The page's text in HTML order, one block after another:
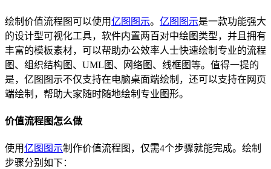
绘制价值流程图可以使用亿图图示。 亿图图示是一款功能强大
的设计型可视化工具，软件内置两百对中绘图类型，并且拥有
丰富的模板素材，可以帮助办公效率人士快速绘制专业的流程
图、组织结构图、UML图、网络图、线框图等。值得一提的
是，亿图图示不仅支持在电脑桌面端绘制，还可以支持在网页
端绘制，帮助大家随时随地绘制专业图形。
价值流程图怎么做
使用亿图图示制作价值流程图，仅需4个步骤就能完成。绘制
步骤分别如下：